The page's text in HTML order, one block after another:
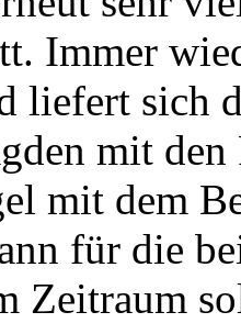
Immer
liefert sich
mit
mit dem
für die
Zeitraum